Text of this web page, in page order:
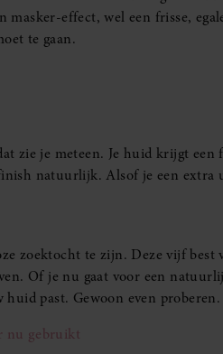
effect, wel een frisse,
te gaan.
zie je meteen. Je huid krijgt een
natuurlijk. Alsof je een extra
zoektocht te zijn. Deze vijf
Of je nu gaat voor een
past. Gewoon even
nu gebruikt